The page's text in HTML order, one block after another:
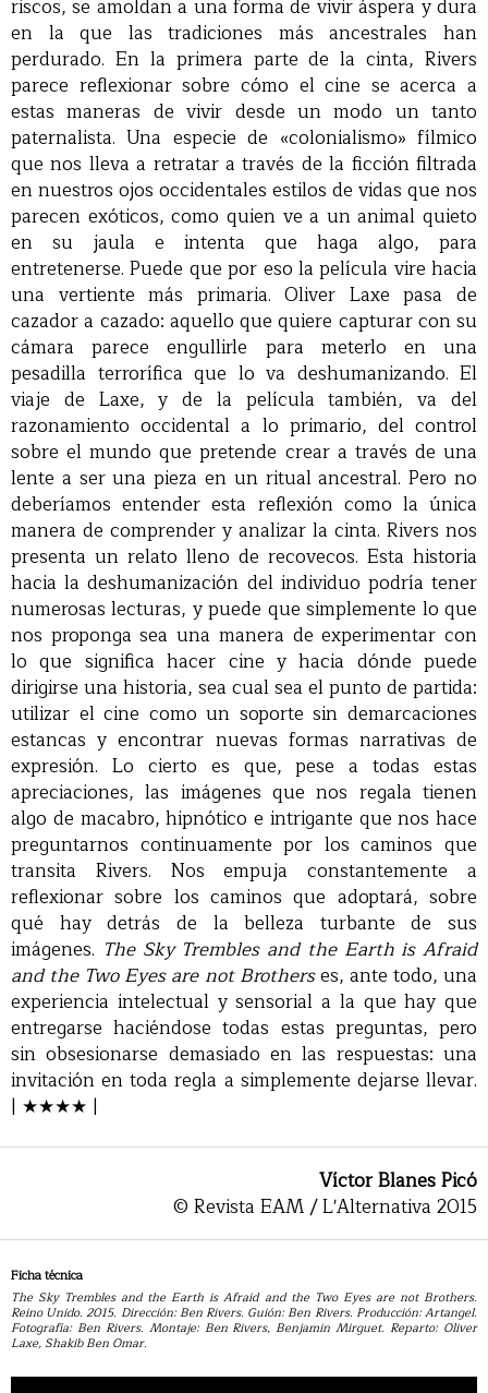
riscos, se amoldan a una forma de vivir áspera y dura
en la que las tradiciones más ancestrales han
perdurado. En la primera parte de la cinta, Rivers
parece reflexionar sobre cómo el cine se acerca a
estas maneras de vivir desde un modo un tanto
paternalista. Una especie de «colonialismo» fílmico
que nos lleva a retratar a través de la ficción filtrada
en nuestros ojos occidentales estilos de vidas que nos
parecen exóticos, como quien ve a un animal quieto
en su jaula e intenta que haga algo, para
entretenerse. Puede que por eso la película vire hacia
una vertiente más primaria. Oliver Laxe pasa de
cazador a cazado: aquello que quiere capturar con su
cámara parece engullirle para meterlo en una
pesadilla terrorífica que lo va deshumanizando. El
viaje de Laxe, y de la película también, va del
razonamiento occidental a lo primario, del control
sobre el mundo que pretende crear a través de una
lente a ser una pieza en un ritual ancestral. Pero no
deberíamos entender esta reflexión como la única
manera de comprender y analizar la cinta. Rivers nos
presenta un relato lleno de recovecos. Esta historia
hacia la deshumanización del individuo podría tener
numerosas lecturas, y puede que simplemente lo que
nos proponga sea una manera de experimentar con
lo que significa hacer cine y hacia dónde puede
dirigirse una historia, sea cual sea el punto de partida:
utilizar el cine como un soporte sin demarcaciones
estancas y encontrar nuevas formas narrativas de
expresión. Lo cierto es que, pese a todas estas
apreciaciones, las imágenes que nos regala tienen
algo de macabro, hipnótico e intrigante que nos hace
preguntarnos continuamente por los caminos que
transita Rivers. Nos empuja constantemente a
reflexionar sobre los caminos que adoptará, sobre
qué hay detrás de la belleza turbante de sus
imágenes. The Sky Trembles and the Earth is Afraid
and the Two Eyes are not Brotherses, ante todo, una
experiencia intelectual y sensorial a la que hay que
entregarse haciéndose todas estas preguntas, pero
sin obsesionarse demasiado en las respuestas: una
invitación en toda regla a simplemente dejarse llevar.
| ★★★★ |
Víctor Blanes Picó
© Revista EAM / L'Alternativa 2015
Ficha técnica
The Sky Trembles and the Earth is Afraid and the Two Eyes are not Brothers.
Reino Unido. 2015. Dirección: Ben Rivers. Guión: Ben Rivers. Producción: Artangel.
Fotografía: Ben Rivers. Montaje: Ben Rivers, Benjamin Mirguet. Reparto: Oliver
Laxe, Shakib Ben Omar.